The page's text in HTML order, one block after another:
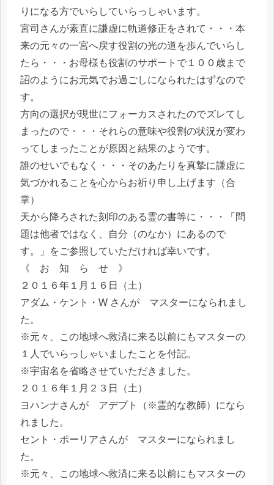
りになる方でいらしていらっしゃいます。
宮司さんが素直に謙虚に軌道修正をされて・・・本
来の元々の一宮へ戻す役割の光の道を歩んでいらし
たら・・・お母様も役割のサポートで１００歳まで
詔のようにお元気でお過ごしになられたはずなので
す。
方向の選択が現世にフォーカスされたのでズレてし
まったので・・・それらの意味や役割の状況が変わ
ってしまったことが原因と結果のようです。
誰のせいでもなく・・・そのあたりを真摯に謙虚に
気づかれることを心からお祈り申し上げます（合
掌）
天から降ろされた刻印のある霊の書等に・・・「問
題は他者ではなく、自分（のなか）にあるので
す。」をご参照していただければ幸いです。
《 お 知 ら せ 》
２０１６年１月１６日（土）
アダム・ケント・W さんが マスターになられまし
た。
※元々、この地球へ救済に来る以前にもマスターの
１人でいらっしゃいましたことを付記。
※宇宙名を省略させていただきました。
２０１６年１月２３日（土）
ヨハンナさんが アデプト（※霊的な教師）になら
れました。
セント・ポーリアさんが マスターになられまし
た。
※元々、この地球へ救済に来る以前にもマスターの